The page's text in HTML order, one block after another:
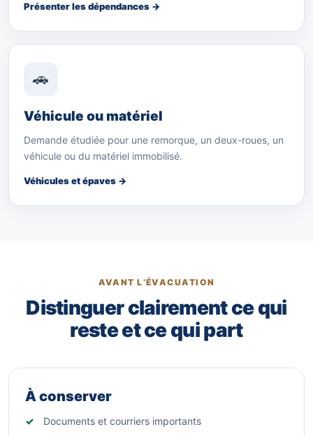
Présenter les dépendances →
🚗
Véhicule ou matériel
Demande étudiée pour une remorque, un deux-roues, un
véhicule ou du matériel immobilisé.
Véhicules et épaves →
AVANT L’ÉVACUATION
Distinguer clairement ce qui
reste et ce qui part
À conserver
Documents et courriers importants